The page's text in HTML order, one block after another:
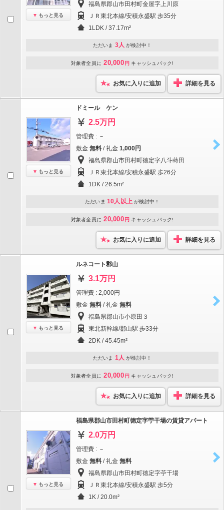
もっと見る
福島県郡山市田村町金屋字上川原
ＪＲ東北本線/安積永盛駅 歩35分
1LDK / 37.17m²
ただいま 3人 が検討中！
対象者全員に 20,000 円 キャッシュバック!
お気に入りに追加 詳細を見る
もっと見る
ドミール ケン
2.5万円
管理費 : －
敷金 無料 / 礼金 1,000円
福島県郡山市田村町徳定字八斗蒔田
ＪＲ東北本線/安積永盛駅 歩26分
1DK / 26.5m²
ただいま 10人以上 が検討中！
対象者全員に 20,000 円 キャッシュバック!
お気に入りに追加 詳細を見る
もっと見る
ルネコート郡山
3.1万円
管理費 : 2,000円
敷金 無料 / 礼金 無料
福島県郡山市小原田３
東北新幹線/郡山駅 歩33分
2DK / 45.45m²
ただいま 1人 が検討中！
対象者全員に 20,000 円 キャッシュバック!
お気に入りに追加 詳細を見る
もっと見る
福島県郡山市田村町徳定字苧干場の賃貸アパート
2.0万円
管理費 : －
敷金 無料 / 礼金 無料
福島県郡山市田村町徳定字苧干場
ＪＲ東北本線/安積永盛駅 歩5分
1K / 20.0m²